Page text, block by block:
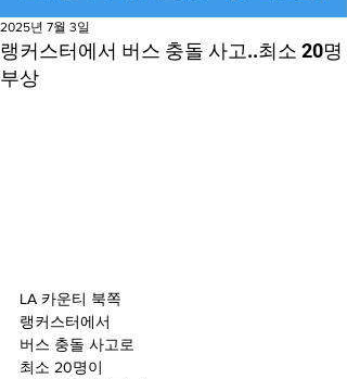
랭커스터에서 버스 충돌 사고..최소 20명
부상
2025년 7월 3일
LA 카운티 북쪽
랭커스터에서
버스 충돌 사고로
최소 20명이